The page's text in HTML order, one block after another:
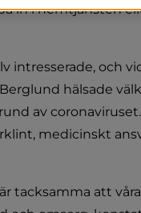
in i hemtjänsten
och
hälsade
av
medicinskt
tacksamma att